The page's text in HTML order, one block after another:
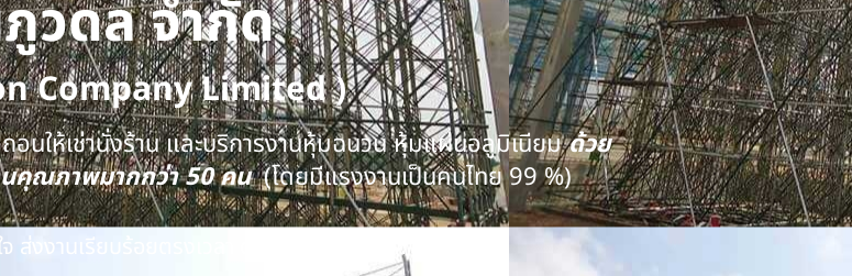
ดล จำกัด
Company Limited )
อนให้เช่านั่งร้าน และบริการงานหุ้มฉนวน หุ้มแผ่นอลูมิเนียมด้วย
นคุณภาพมากกว่า 50 คน(โดยมีแรงงานเป็นคนไทย 99 %)
ส่งงานเรียบร้อยตรงเวลา ด้วยทีมงานคุณภาพ